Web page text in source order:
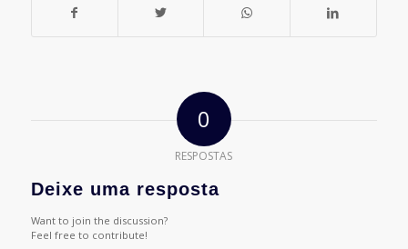
0
RESPOSTAS
Deixe uma resposta
Want to join the discussion?
Feel free to contribute!